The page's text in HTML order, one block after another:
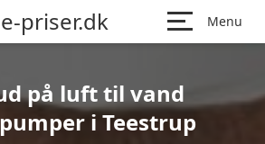
priser.dk Menu
på luft til vand
i Teestrup